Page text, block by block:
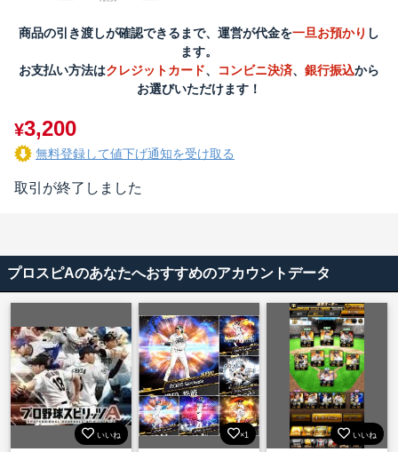
商品の引き渡しが確認できるまで、運営が代金を一旦お預かり し
ます。
お支払い方法はクレジットカード、 コンビニ決済、 銀行振込から
お選びいただけます！
¥3,200
無料登録して値下げ通知を受け取る
取引が終了しました
プロスピAのあなたへおすすめのアカウントデータ
いいね ×1 いいね